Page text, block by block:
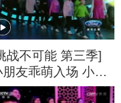
战不可能 第三季]
朋友乖萌入场 小撒
奋得走路都顺拐